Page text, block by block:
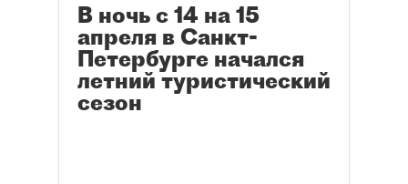
В ночь с 14 на 15
апреля в Санкт-
Петербурге начался
летний туристический
сезон